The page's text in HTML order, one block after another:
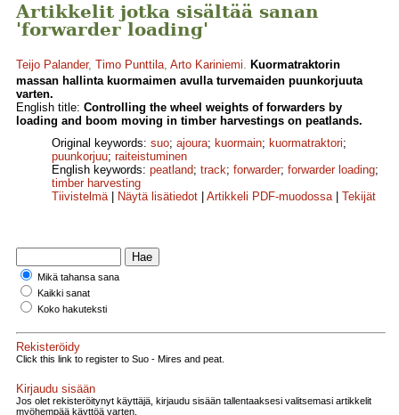
Artikkelit jotka sisältää sanan
'forwarder loading'
Teijo Palander, Timo Punttila, Arto Kariniemi. Kuormatraktorin
massan hallinta kuormaimen avulla turvemaiden puunkorjuuta
varten.
English title: Controlling the wheel weights of forwarders by
loading and boom moving in timber harvestings on peatlands.
Original keywords: suo; ajoura; kuormain; kuormatraktori;
puunkorjuu; raiteistuminen
English keywords: peatland; track; forwarder; forwarder loading;
timber harvesting
Tiivistelmä| Näytä lisätiedot Artikkeli PDF-muodossa| Tekijät
Mikä tahansa sana
Kaikki sanat
Koko hakuteksti
Rekisteröidy
Click this link to register to Suo - Mires and peat.
Kirjaudu sisään
Jos olet rekisteröitynyt käyttäjä, kirjaudu sisään tallentaaksesi valitsemasi artikkelit
myöhempää käyttöä varten.